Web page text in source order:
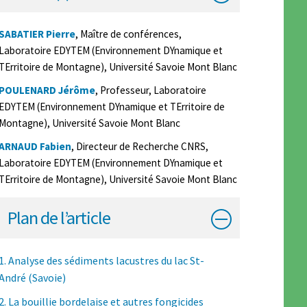
Pierre, Maître de conférences,
EDYTEM (Environnement DYnamique et
de Montagne), Université Savoie Mont Blanc
Jérôme, Professeur, Laboratoire
(Environnement DYnamique et TErritoire de
Université Savoie Mont Blanc
Fabien, Directeur de Recherche CNRS,
EDYTEM (Environnement DYnamique et
de Montagne), Université Savoie Mont Blanc
Plan de l’article
Analyse des sédiments lacustres du lac St-
(Savoie)
La bouillie bordelaise et autres fongicides